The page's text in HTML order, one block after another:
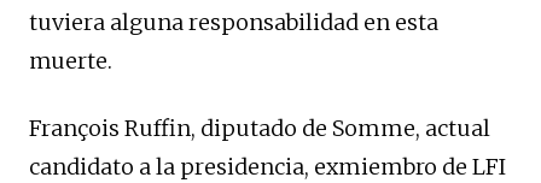
tuviera alguna responsabilidad en esta
muerte.
François Ruffin, diputado de Somme, actual
candidato a la presidencia, exmiembro de LFI